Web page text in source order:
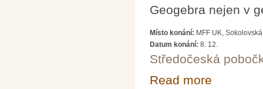
Geogebra nejen v
Místo konání: MFF UK,
Datum konání: 8. 12.
Středočeská
Read more